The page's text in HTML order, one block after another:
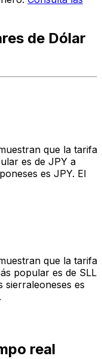
de Dólar
que la tarifa
es de JPY a
es JPY. El
que la tarifa
popular es de SLL
sierraleoneses es
real